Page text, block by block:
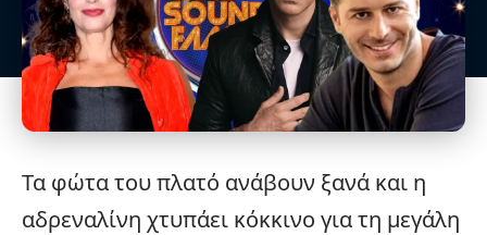
Τα φώτα του πλατό ανάβουν ξανά και η
αδρεναλίνη χτυπάει κόκκινο για τη μεγάλη